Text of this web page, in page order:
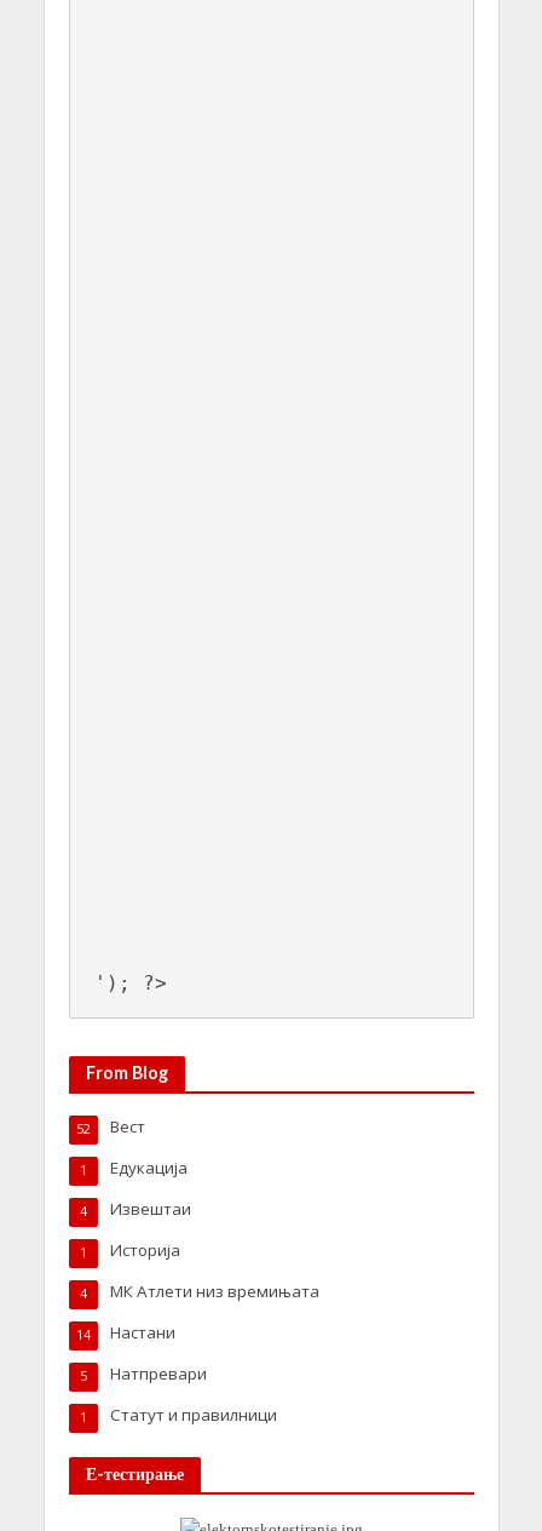
'); ?>
From Blog
Вест
52
Едукација
1
Извештаи
4
Историја
1
МК Атлети низ времињата
4
Настани
14
Натпревари
5
Статут и правилници
1
Е-тестирање